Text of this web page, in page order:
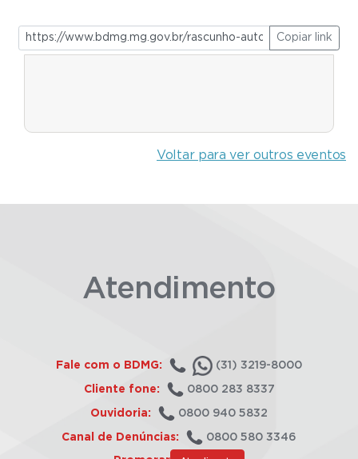
Copiar link
Voltar para ver outros eventos
Atendimento
Fale com o BDMG: (31) 3219-8000
Cliente fone: 0800 283 8337
Ouvidoria: 0800 940 5832
Canal de Denúncias: 0800 580 3346